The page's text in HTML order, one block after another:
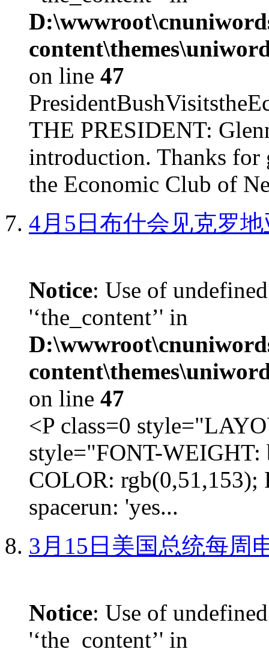
on line 47
THE PRESIDENT:
introduction. Thanks for
the Economic Club of
4月5日布什会见克罗
Notice: Use of
'‘the_content’' in
on line 47
<P class=0
style="FONT-
COLOR:
spacerun: 'yes...
3月15日美国总统每周
Notice: Use of
'‘the_content’' in